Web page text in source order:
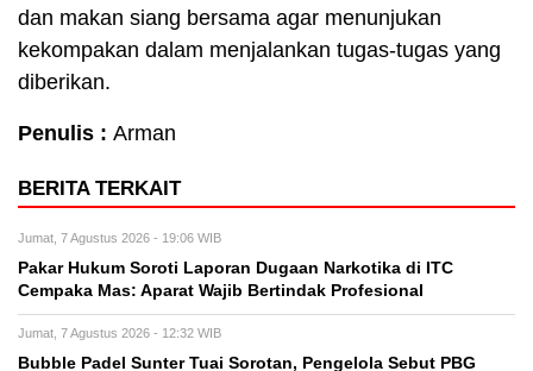
dan makan siang bersama agar menunjukan
kekompakan dalam menjalankan tugas-tugas yang
diberikan.
Penulis : Arman
BERITA TERKAIT
Jumat, 7 Agustus 2026 - 19:06 WIB
Pakar Hukum Soroti Laporan Dugaan Narkotika di ITC
Cempaka Mas: Aparat Wajib Bertindak Profesional
Jumat, 7 Agustus 2026 - 12:32 WIB
Bubble Padel Sunter Tuai Sorotan, Pengelola Sebut PBG